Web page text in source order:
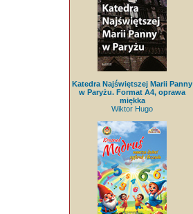
Katedra Najświętszej Marii Panny
w Paryżu. Format A4, oprawa
miękka
Wiktor Hugo